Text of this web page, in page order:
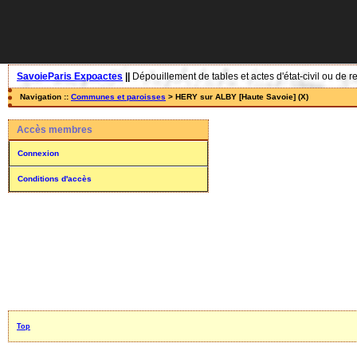
SavoieParis Expoactes Dépouillement de tables et actes d'état-civil ou de
Navigation :: Communes et paroisses > HERY sur ALBY [Haute Savoie] (X)
Accès membres
Connexion
Conditions d'accès
Top